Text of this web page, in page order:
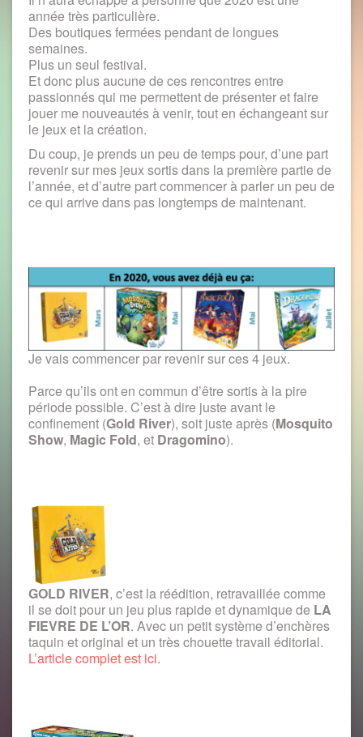
année très particulière.
Des boutiques fermées pendant de longues
semaines.
Plus un seul festival.
Et donc plus aucune de ces rencontres entre
passionnés qui me permettent de présenter et faire
jouer me nouveautés à venir, tout en échangeant sur
le jeux et la création.
Du coup, je prends un peu de temps pour, d’une part
revenir sur mes jeux sortis dans la première partie de
l’année, et d’autre part commencer à parler un peu de
ce qui arrive dans pas longtemps de maintenant.
Je vais commencer par revenir sur ces 4 jeux.
Parce qu’ils ont en commun d’être sortis à la pire
période possible. C’est à dire juste avant le
confinement (Gold River), soit juste après (Mosquito
Show, Magic Fold, et Dragomino).
GOLD RIVER, c’est la réédition, retravaillée comme
il se doit pour un jeu plus rapide et dynamique de LA
FIEVRE DE L’OR. Avec un petit système d’enchères
taquin et original et un très chouette travail éditorial.
L’article complet est ici.